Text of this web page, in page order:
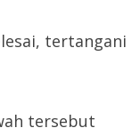
tertangani
tersebut